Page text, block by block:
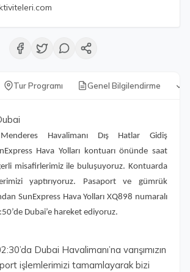
Tur Programı Genel Bilgilendirme
Havalimanı Dış Hatlar Gidiş
Hava Yolları kontuarı önünde saat
misafirlerimiz ile buluşuyoruz. Kontuarda
yaptırıyoruz. Pasaport ve gümrük
SunExpress Hava Yolları XQ898 numaralı
Dubai’e hareket ediyoruz.
Dubai Havalimanı’na varışımızın
işlemlerimizi tamamlayarak bizi